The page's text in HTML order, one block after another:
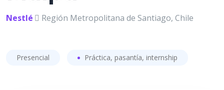
Nestlé Región Metropolitana de Santiago, Chile
Presencial Práctica, pasantía, internship